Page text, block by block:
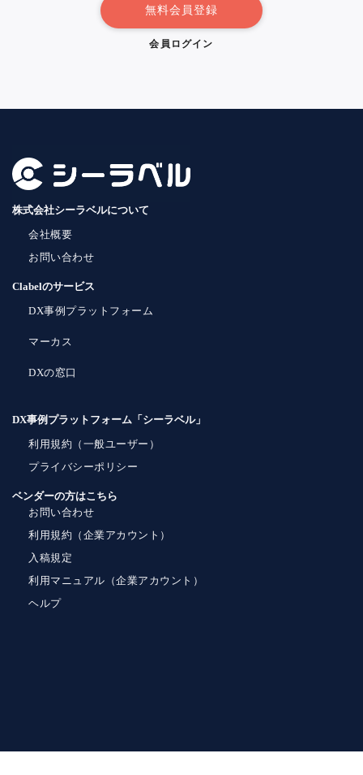
無料会員登録
会員ログイン
株式会社シーラベルについて
会社概要
お問い合わせ
Clabelのサービス
DX事例プラットフォーム
マーカス
DXの窓口
DX事例プラットフォーム「シーラベル」
利用規約（一般ユーザー）
プライバシーポリシー
ベンダーの方はこちら
お問い合わせ
利用規約（企業アカウント）
入稿規定
利用マニュアル（企業アカウント）
ヘルプ